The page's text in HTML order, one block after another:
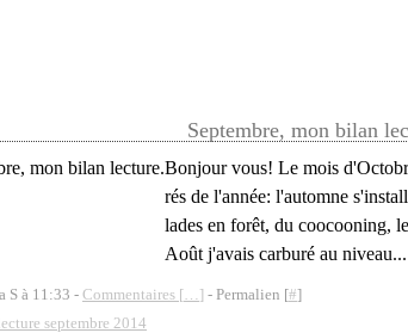
Septembre, mon bilan
Bonjour vous! Le mois
rés de l'année: l'automne
lades en forêt, du coocooning,
Août j'avais carburé au niveau...
S à 11:33 -Commentaires […] - Permalien [#]
septembre 2014